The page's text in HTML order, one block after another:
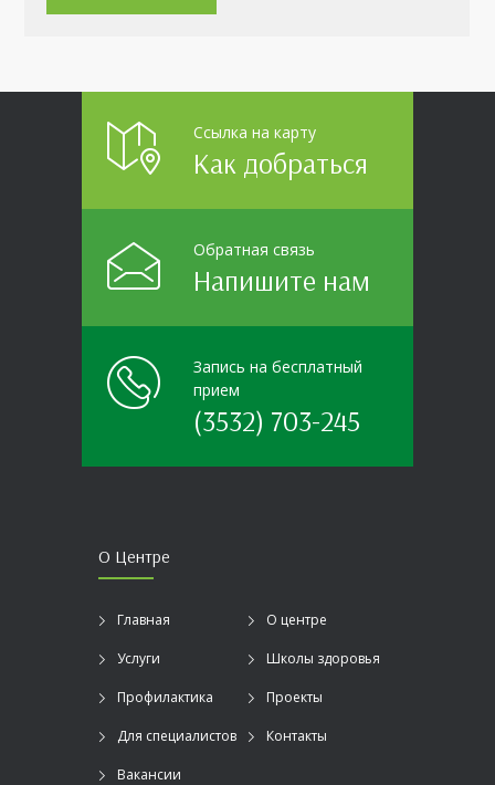
Ссылка на карту
Как добраться
Обратная связь
Напишите нам
Запись на бесплатный
прием
(3532) 703-245
О Центре
Главная О центре
Услуги Школы здоровья
Профилактика Проекты
Для специалистов Контакты
Вакансии